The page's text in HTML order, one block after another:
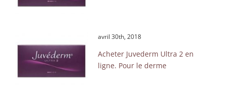
avril 30th, 2018
Acheter Juvederm Ultra 2 en
ligne. Pour le derme